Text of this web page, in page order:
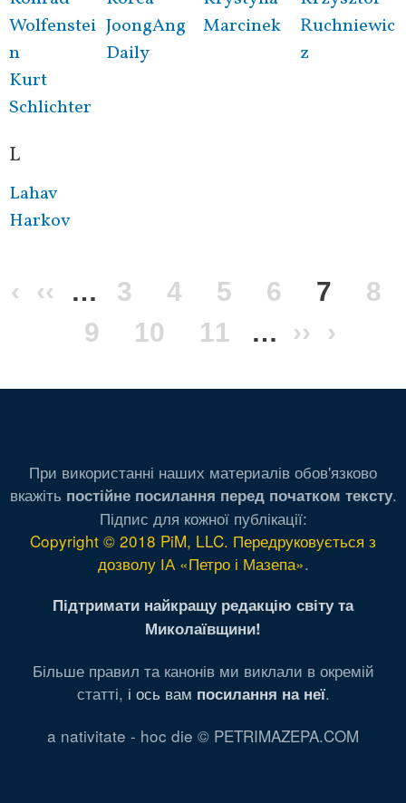
Wolfenstei
n
JoongAng
Daily
Marcinek
Ruchniewic
z
Kurt
Schlichter
L
Lahav
Harkov
Перша
сторінка
‹
Попередня
сторінка
‹‹ … Сторінка
3 Сторінка
4 Сторінка
5 Сторінка
6 7
8
Сторінка
9 Сторінка
10 Сторінка
11 … ›› ›
При використанні наших материалів обов'язково
вкажіть постійне посилання перед початком тексту.
Підпис для кожної публікації:
Copyright © 2018 PiM, LLC. Передруковується з
дозволу ІА «Петро і Мазепа».
Підтримати найкращу редакцію світу та
Миколаївщини!
Більше правил та канонів ми виклали в окремій
статті, і ось вам посилання на неї.
a nativitate - hoc die © PETRIMAZEPA.COM